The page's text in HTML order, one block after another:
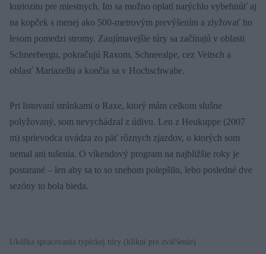
kuriozitu pre miestnych. Im sa možno oplatí narýchlo vybehnúť aj
na kopček s menej ako 500-metrovým prevýšením a zlyžovať ho
lesom pomedzi stromy. Zaujímavejšie túry sa začínajú v oblasti
Schneebergu, pokračujú Raxom, Schneealpe, cez Veitsch a
oblasť Mariazellu a končia sa v Hochschwabe.
Pri listovaní stránkami o Raxe, ktorý mám celkom slušne
polyžovaný, som nevychádzal z údivu. Len z Heukuppe (2007
m) sprievodca uvádza zo päť rôznych zjazdov, o ktorých som
nemal ani tušenia. O víkendový program na najbližšie roky je
postarané – len aby sa to so snehom polepšilo, lebo posledné dve
sezóny to bola bieda.
Ukážka spracovania typickej túry (klikni pre zväčšenie)